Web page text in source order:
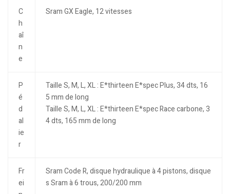
C
h
aî
n
e
Sram GX Eagle, 12 vitesses
P
é
d
al
ie
r
Taille S, M, L, XL : E*thirteen E*spec Plus, 34 dts, 16
5 mm de long
Taille S, M, L, XL : E*thirteen E*spec Race carbone, 3
4 dts, 165 mm de long
Fr
ei
Sram Code R, disque hydraulique à 4 pistons, disque
s Sram à 6 trous, 200/200 mm